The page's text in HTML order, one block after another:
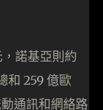
諾基亞則約
和 259 億歐
通訊和網絡路